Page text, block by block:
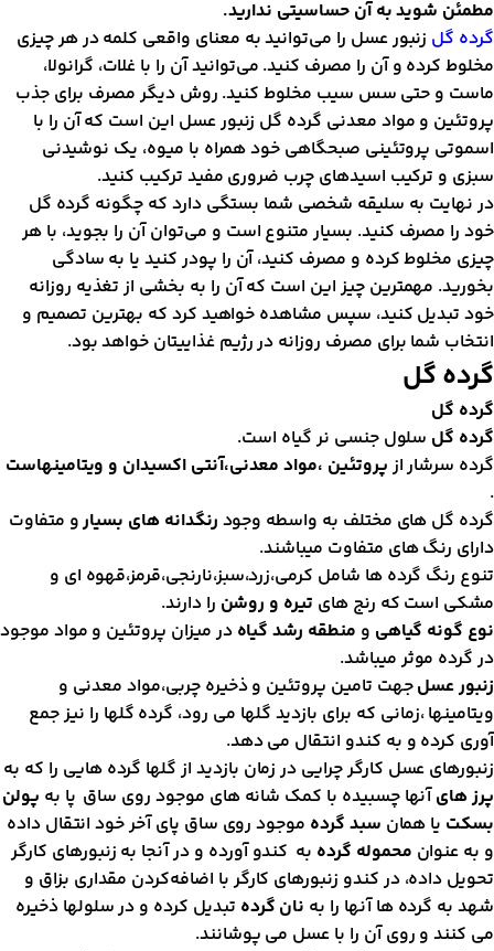
شوید به آن حساسیتی ندارید.
گلزنبور عسل را می‌توانید به معنای واقعی کلمه در هر چیزی
کرده و آن را مصرف کنید. می‌توانید آن را با غلات، گرانولا،
و حتی سس سیب مخلوط کنید. روش دیگر مصرف برای جذب
و مواد معدنی گرده گل زنبور عسل این است که آن را با
پروتئینی صبحگاهی خود همراه با میوه، یک نوشیدنی
و ترکیب اسیدهای چرب ضروری مفید ترکیب کنید.
نهایت به سلیقه شخصی شما بستگی دارد که چگونه گرده گل
را مصرف کنید. بسیار متنوع است و می‌توان آن را بجوید، با هر
مخلوط کرده و مصرف کنید، آن را پودر کنید یا به سادگی
مهمترین چیز این است که آن را به بخشی از تغذیه روزانه
تبدیل کنید، سپس مشاهده خواهید کرد که بهترین تصمیم و
شما برای مصرف روزانه در رژیم غذاییتان خواهد بود.
گل
گل
گلسلول جنسی نر گیاه است.
سرشار از پروتئین ،مواد معدنی،آنتی اکسیدان و ویتامینهاست
گل های مختلف به واسطه وجودرنگدانه های بسیارو متفاوت
رنگ های متفاوت میباشند.
رنگ گرده ها شامل کرمی،زرد،سبز،نارنجی،قرمز،قهوه ای و
است که رنج های تیره و روشنرا دارند.
گونه گیاهیو منطقه رشد گیاهدر میزان پروتئین و مواد موجود
گرده موثر میباشد.
عسلجهت تامین پروتئین و ذخیره چربی،مواد معدنی و
،زمانی که برای بازدید گلها می رود، گرده گلها را نیز جمع
کرده و به کندو انتقال می دهد.
عسل کارگر چرایی در زمان بازدید از گلها گرده هایی را که به
هایآنها چسبیده با کمک شانه های موجود روی ساق پا بهپولن
یا همانسبد گردهموجود روی ساق پای آخر خود انتقال داده
به عنوانمحموله گردهبه کندو آورده و در آنجا به زنبورهای کارگر
داده، در کندو زنبورهای کارگر با اضافه‌کردن مقداری بزاق و
به گرده ها آنها را بهنان گردهتبدیل کرده و در سلولها ذخیره
کنند و روی آن را با عسل می پوشانند.